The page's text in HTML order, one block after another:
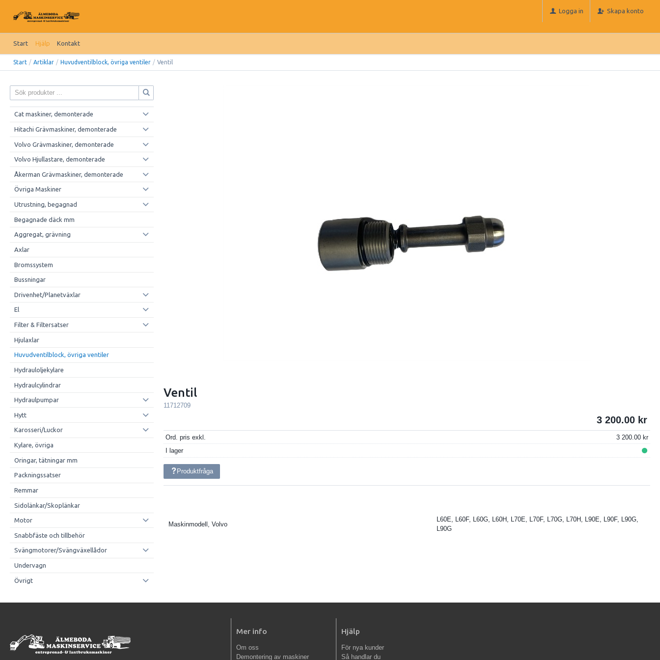
Logga in Skapa konto
Start Hjälp Kontakt
Start / Artiklar / Huvudventilblock, övriga ventiler / Ventil
Cat maskiner, demonterade
Hitachi Grävmaskiner, demonterade
Volvo Grävmaskiner, demonterade
Volvo Hjullastare, demonterade
Åkerman Grävmaskiner, demonterade
Övriga Maskiner
Utrustning, begagnad
Begagnade däck mm
Aggregat, grävning
Axlar
Bromssystem
Bussningar
Drivenhet/Planetväxlar
El
Filter & Filtersatser
Hjulaxlar
Huvudventilblock, övriga ventiler
Hydrauloljekylare
Hydraulcylindrar
Hydraulpumpar
Hytt
Karosseri/Luckor
Kylare, övriga
Oringar, tätningar mm
Packningssatser
Remmar
Sidolänkar/Skoplänkar
Motor
Snabbfäste och tillbehör
Svängmotorer/Svängväxellådor
Undervagn
Övrigt
Ventil
11712709
3 200.00
Ord. pris exkl.
3 200.00
I lager
Produktfråga
Maskinmodell, Volvo
L60E, L60F, L60G, L60H, L70E, L70F, L70G, L70H, L90E, L90F, L90G,
L90G
Mer info
Om oss
Demontering av maskiner
Hjälp
För nya kunder
Så handlar du